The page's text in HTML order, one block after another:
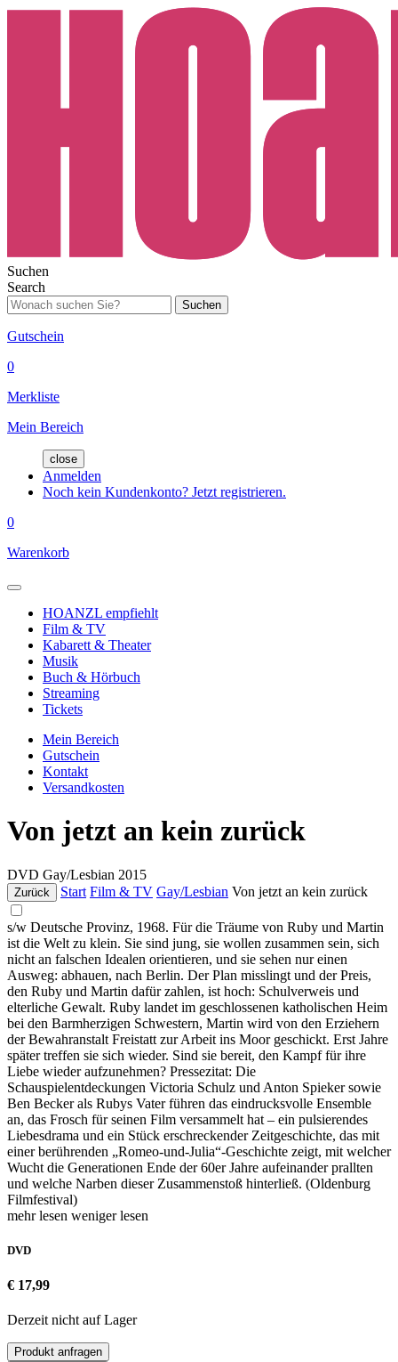
Suchen
Search
Suchen
Gutschein
0
Merkliste
Mein Bereich
close
Anmelden
Noch kein Kundenkonto? Jetzt registrieren.
0
Warenkorb
HOANZL empfiehlt
Film & TV
Kabarett & Theater
Musik
Buch & Hörbuch
Streaming
Tickets
Mein Bereich
Gutschein
Kontakt
Versandkosten
Von jetzt an kein zurück
DVD Gay/Lesbian 2015
Zurück Start Film & TV Gay/Lesbian Von jetzt an kein zurück
s/w Deutsche Provinz, 1968. Für die Träume von Ruby und Martin
ist die Welt zu klein. Sie sind jung, sie wollen zusammen sein, sich
nicht an falschen Idealen orientieren, und sie sehen nur einen
Ausweg: abhauen, nach Berlin. Der Plan misslingt und der Preis,
den Ruby und Martin dafür zahlen, ist hoch: Schulverweis und
elterliche Gewalt. Ruby landet im geschlossenen katholischen Heim
bei den Barmherzigen Schwestern, Martin wird von den Erziehern
der Bewahranstalt Freistatt zur Arbeit ins Moor geschickt. Erst Jahre
später treffen sie sich wieder. Sind sie bereit, den Kampf für ihre
Liebe wieder aufzunehmen? Pressezitat: Die
Schauspielentdeckungen Victoria Schulz und Anton Spieker sowie
Ben Becker als Rubys Vater führen das eindrucksvolle Ensemble
an, das Frosch für seinen Film versammelt hat – ein pulsierendes
Liebesdrama und ein Stück erschreckender Zeitgeschichte, das mit
einer berührenden „Romeo-und-Julia“-Geschichte zeigt, mit welcher
Wucht die Generationen Ende der 60er Jahre aufeinander prallten
und welche Narben dieser Zusammenstoß hinterließ. (Oldenburg
Filmfestival)
mehr lesen weniger lesen
DVD
€ 17,99
Derzeit nicht auf Lager
Produkt anfragen